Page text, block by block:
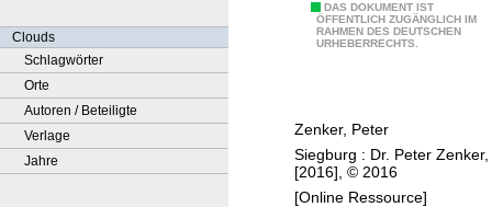
Clouds
Schlagwörter
Orte
Autoren / Beteiligte
Verlage
Jahre
DAS DOKUMENT IST
ÖFFENTLICH ZUGÄNGLICH IM
RAHMEN DES DEUTSCHEN
URHEBERRECHTS.
ä
u
f
Zenker, Peter
Siegburg : Dr. Peter Zenker,
[2016], © 2016
[Online Ressource]